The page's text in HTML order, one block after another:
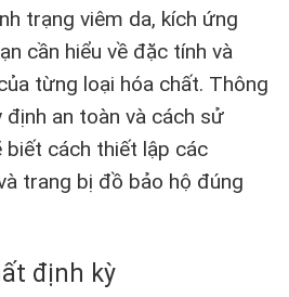
trạng viêm da, kích ứng
cần hiểu về đặc tính và
từng loại hóa chất. Thông
định an toàn và cách sử
biết cách thiết lập các
trang bị đồ bảo hộ đúng
định kỳ